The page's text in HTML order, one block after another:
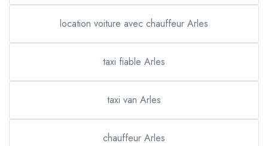
location voiture avec chauffeur Arles
taxi fiable Arles
taxi van Arles
chauffeur Arles